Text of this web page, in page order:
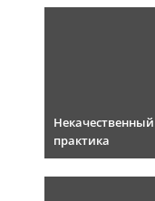
практика